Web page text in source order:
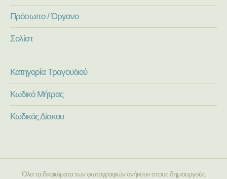
Πρόσωπο / Όργανο
Σολίστ
Κατηγορία Τραγουδιού
Κωδικό Μήτρας
Κωδικός Δίσκου
Όλα τα δικαιώματα των φωτογραφιών ανήκουν στους δημιουργούς